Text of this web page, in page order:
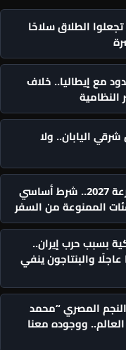
الطلاق سلاحًا
مع إيطاليا.. خلاف
النظامية
شمال شرقي اليابان.. ولا
الداخلية تحسم شروط حج القرعة 2027.. شرط أساسي
الممنوعة من السفر
بسبب حرب إيران..
والبنتاجون ينفي
المصري “محمد
لاعبين في العالم.. ووجوده معنا